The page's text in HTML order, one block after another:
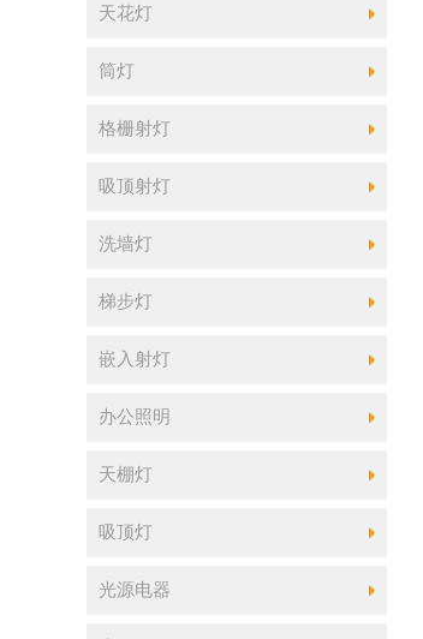
天花灯
筒灯
格栅射灯
吸顶射灯
洗墙灯
梯步灯
嵌入射灯
办公照明
天棚灯
吸顶灯
光源电器